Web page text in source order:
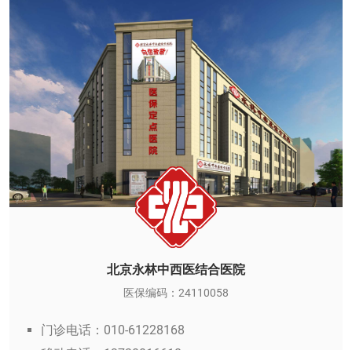
北京永林中西医结合医院
医保编码：24110058
门诊电话：010-61228168